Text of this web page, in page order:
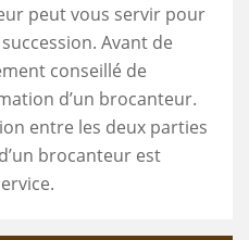
peut vous servir pour
Avant de
conseillé de
d’un brocanteur.
entre les deux parties
brocanteur est